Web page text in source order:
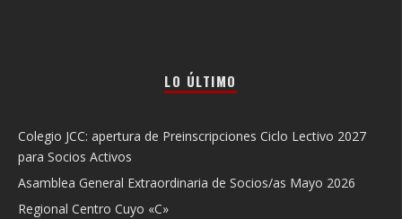
LO ÚLTIMO
Colegio JCC: apertura de Preinscripciones Ciclo Lectivo 2027
para Socios Activos
Asamblea General Extraordinaria de Socios/as Mayo 2026
Regional Centro Cuyo «C»